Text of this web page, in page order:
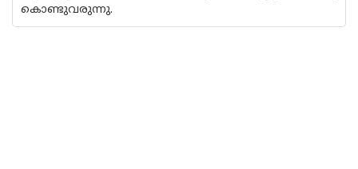
കൊണ്ടുവരുന്നു.